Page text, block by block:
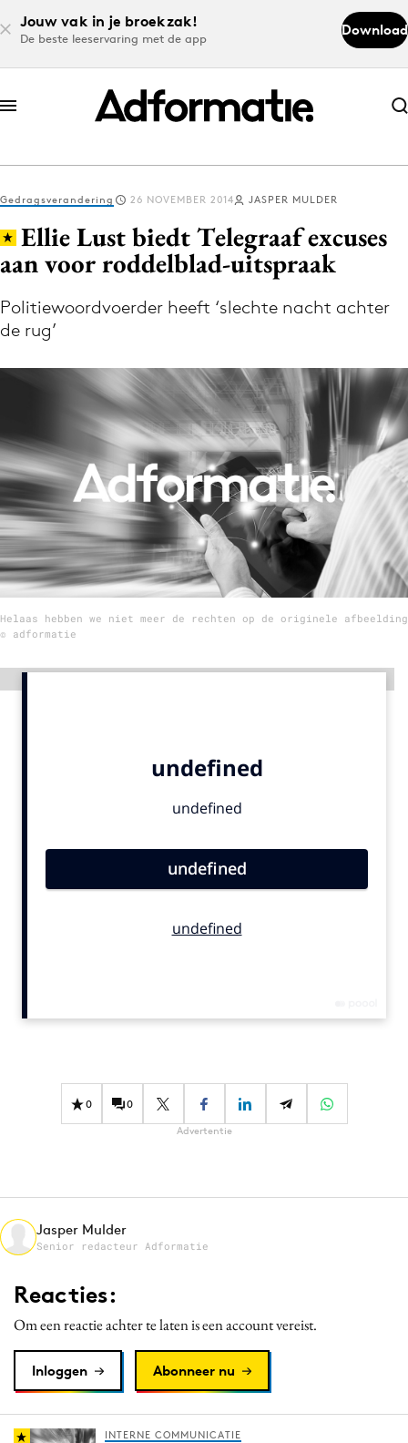
Jouw vak in je broekzak!
De beste leeservaring met de app
Download
Abonneer nu
Abonneer nu
Log in
Volg het laatste nieuws via de Adformatie
Menu
Home
9 sept: GenAI-training
12 nov: MarketingLive!
Adverteren
Events
Carriere
Design
Diversiteit
Effectiviteit
Martech
Media
PR
Programmatic
Purpose Marketing
Reputatie & crisis
Gedragsverandering 26 NOVEMBER 2014 JASPER MULDER
Ellie Lust biedt Telegraaf excuses
aan voor roddelblad-uitspraak
Politiewoordvoerder heeft ‘slechte nacht achter
de rug’
Helaas hebben we niet meer de rechten op de originele afbeelding
© adformatie
0 0
Advertentie
Jasper Mulder
Senior redacteur Adformatie
Reacties:
Om een reactie achter te laten is een account vereist.
Inloggen Abonneer nu
INTERNE COMMUNICATIE